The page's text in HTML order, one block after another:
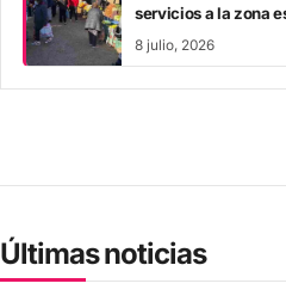
servicios a la zona
8 julio, 2026
Últimas noticias